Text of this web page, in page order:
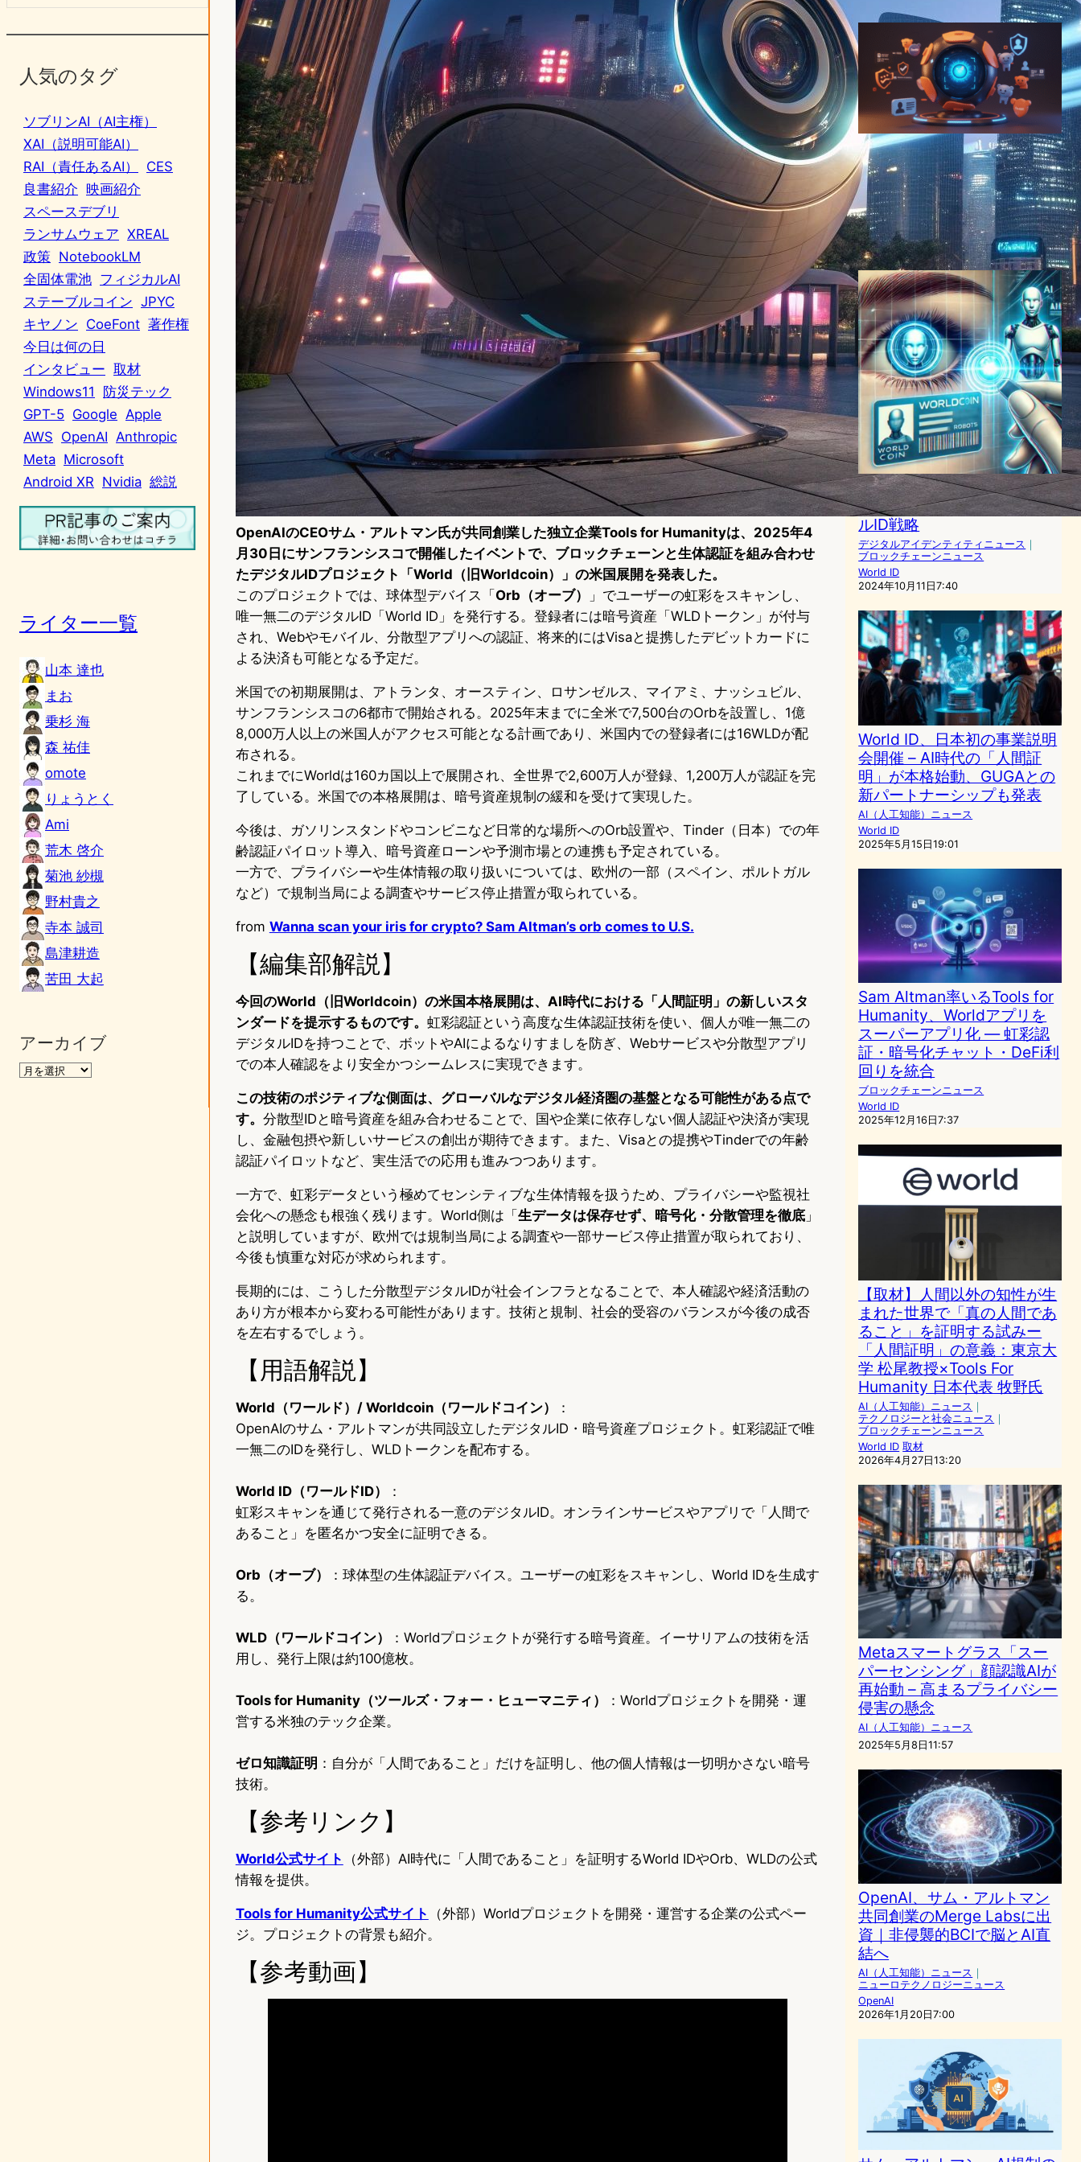
人気のタグ
ソブリンAI（AI主権）
XAI（説明可能AI）
RAI（責任あるAI）
CES
良書紹介 映画紹介
スペースデブリ
ランサムウェア XREAL
政策 NotebookLM
全固体電池 フィジカルAI
ステーブルコイン JPYC
キヤノン CoeFont 著作権
今日は何の日
インタビュー 取材
Windows11
防災テック
GPT-5 Google Apple
AWS OpenAI Anthropic
Meta Microsoft
Android XR Nvidia 総説
ライター一覧
山本 達也
まお
乗杉 海
森 祐佳
omote
りょうとく
Ami
荒木 啓介
菊池 紗槻
野村貴之
寺本 誠司
島津耕造
苦田 大起
アーカイブ
OpenAIのCEOサム・アルトマン氏が共同創業した独立企業Tools for Humanityは、2025年4
月30日にサンフランシスコで開催したイベントで、ブロックチェーンと生体認証を組み合わせ
たデジタルIDプロジェクト「World（旧Worldcoin）」の米国展開を発表した。
このプロジェクトでは、球体型デバイス「Orb（オーブ）
」でユーザーの虹彩をスキャンし、
唯一無二のデジタルID「World ID」を発行する。登録者には暗号資産「WLDトークン」が付与
され、Webやモバイル、分散型アプリへの認証、将来的にはVisaと提携したデビットカードに
よる決済も可能となる予定だ。
米国での初期展開は、アトランタ、オースティン、ロサンゼルス、マイアミ、ナッシュビル、
サンフランシスコの6都市で開始される。2025年末までに全米で7,500台のOrbを設置し、1億
8,000万人以上の米国人がアクセス可能となる計画であり、米国内での登録者には16WLDが配
布される。
これまでにWorldは160カ国以上で展開され、全世界で2,600万人が登録、1,200万人が認証を完
了している。米国での本格展開は、暗号資産規制の緩和を受けて実現した。
今後は、ガソリンスタンドやコンビニなど日常的な場所へのOrb設置や、Tinder（日本）での年
齢認証パイロット導入、暗号資産ローンや予測市場との連携も予定されている。
一方で、プライバシーや生体情報の取り扱いについては、欧州の一部（スペイン、ポルトガル
など）で規制当局による調査やサービス停止措置が取られている。
from Wanna scan your iris for crypto? Sam Altman’s orb comes to U.S.
【編集部解説】
今回のWorld（旧Worldcoin）の米国本格展開は、AI時代における「人間証明」の新しいスタ
ンダードを提示するものです。 虹彩認証という高度な生体認証技術を使い、個人が唯一無二の
デジタルIDを持つことで、ボットやAIによるなりすましを防ぎ、Webサービスや分散型アプリ
での本人確認をより安全かつシームレスに実現できます。
この技術のポジティブな側面は、グローバルなデジタル経済圏の基盤となる可能性がある点で
す。 分散型IDと暗号資産を組み合わせることで、国や企業に依存しない個人認証や決済が実現
し、金融包摂や新しいサービスの創出が期待できます。また、Visaとの提携やTinderでの年齢
認証パイロットなど、実生活での応用も進みつつあります。
一方で、虹彩データという極めてセンシティブな生体情報を扱うため、プライバシーや監視社
会化への懸念も根強く残ります。World側は「生データは保存せず、暗号化・分散管理を徹底」
と説明していますが、欧州では規制当局による調査や一部サービス停止措置が取られており、
今後も慎重な対応が求められます。
長期的には、こうした分散型デジタルIDが社会インフラとなることで、本人確認や経済活動の
あり方が根本から変わる可能性があります。技術と規制、社会的受容のバランスが今後の成否
を左右するでしょう。
【用語解説】
World（ワールド）/ Worldcoin（ワールドコイン）
：
OpenAIのサム・アルトマンが共同設立したデジタルID・暗号資産プロジェクト。虹彩認証で唯
一無二のIDを発行し、WLDトークンを配布する。
World ID（ワールドID）
：
虹彩スキャンを通じて発行される一意のデジタルID。オンラインサービスやアプリで「人間で
あること」を匿名かつ安全に証明できる。
Orb（オーブ）
：球体型の生体認証デバイス。ユーザーの虹彩をスキャンし、World IDを生成す
る。
WLD（ワールドコイン）
：Worldプロジェクトが発行する暗号資産。イーサリアムの技術を活
用し、発行上限は約100億枚。
Tools for Humanity（ツールズ・フォー・ヒューマニティ）
：Worldプロジェクトを開発・運
営する米独のテック企業。
ゼロ知識証明 ：自分が「人間であること」だけを証明し、他の個人情報は一切明かさない暗号
技術。
【参考リンク】
World公式サイト
（外部）AI時代に「人間であること」を証明するWorld IDやOrb、WLDの公式
情報を提供。
Tools for Humanity公式サイト
（外部）Worldプロジェクトを開発・運営する企業の公式ペー
ジ。プロジェクトの背景も紹介。
【参考動画】
RedditがWorld虹彩スキャン
技術採用検討、AI対策と年齢
確認法対応で
テクノロジーと社会ニュース｜
ブロックチェーンニュース
World ID
2025年6月22日9:55
Worldcoin×博報堂：AIと人
間を区別する新時代のデジタ
ルID戦略
デジタルアイデンティティニュース ｜
ブロックチェーンニュース
World ID
2024年10月11日7:40
World ID、日本初の事業説明
会開催 – AI時代の「人間証
明」が本格始動、GUGAとの
新パートナーシップも発表
AI（人工知能）ニュース
World ID
2025年5月15日19:01
Sam Altman率いるTools for
Humanity、Worldアプリを
スーパーアプリ化 ― 虹彩認
証・暗号化チャット・DeFi利
回りを統合
ブロックチェーンニュース
World ID
2025年12月16日7:37
【取材】人間以外の知性が生
まれた世界で「真の人間であ
ること」を証明する試みー
「人間証明」の意義：東京大
学 松尾教授×Tools For
Humanity 日本代表 牧野氏
AI（人工知能）ニュース ｜
テクノロジーと社会ニュース ｜
ブロックチェーンニュース
World ID 取材
2026年4月27日13:20
Metaスマートグラス「スー
パーセンシング」顔認識AIが
再始動 – 高まるプライバシー
侵害の懸念
AI（人工知能）ニュース
2025年5月8日11:57
OpenAI、サム・アルトマン
共同創業のMerge Labsに出
資｜非侵襲的BCIで脳とAI直
結へ
AI（人工知能）ニュース ｜
ニューロテクノロジーニュース
OpenAI
2026年1月20日7:00